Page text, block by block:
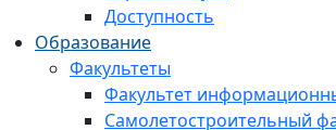
Доступность
Образование
Факультеты
Факультет
Самолетостроительный